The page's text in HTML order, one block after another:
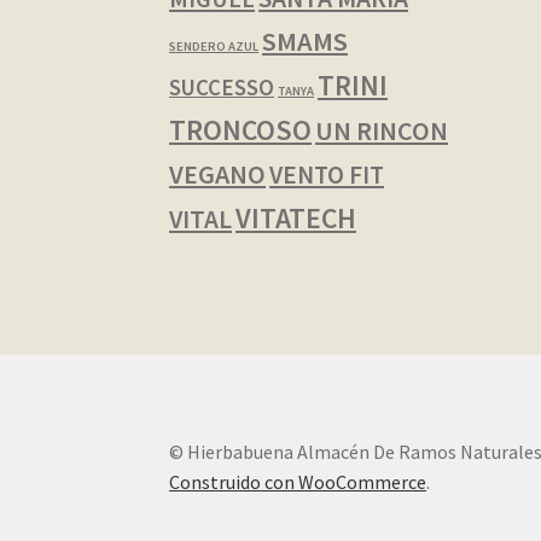
SENDERO AZUL SMAMS
SUCCESSO TANYA TRINI
TRONCOSO UN RINCON
VEGANOVENTO FIT
VITALVITATECH
© Hierbabuena Almacén De Ramos
Construido con WooCommerce.